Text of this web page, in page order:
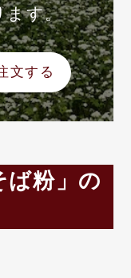
ます。
文する
ば粉」の